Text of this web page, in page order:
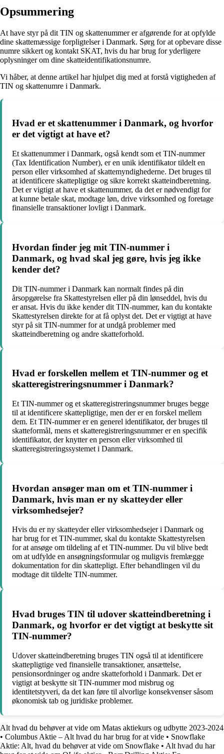
Opsummering
At have styr på dit TIN og skattenummer er afgørende for at opfylde
dine skattemæssige forpligtelser i Danmark. Sørg for at opbevare disse
numre sikkert og kontakt SKAT, hvis du har brug for yderligere
oplysninger om dine skatteidentifikationsnumre.
Vi håber, at denne artikel har hjulpet dig med at forstå vigtigheden af
TIN og skattenumre i Danmark.
Hvad er et skattenummer i Danmark, og hvorfor
er det vigtigt at have et?
Et skattenummer i Danmark, også kendt som et TIN-nummer
(Tax Identification Number), er en unik identifikator tildelt en
person eller virksomhed af skattemyndighederne. Det bruges til
at identificere skattepligtige og sikre korrekt skatteindberetning.
Det er vigtigt at have et skattenummer, da det er nødvendigt for
at kunne betale skat, modtage løn, drive virksomhed og foretage
finansielle transaktioner lovligt i Danmark.
Hvordan finder jeg mit TIN-nummer i
Danmark, og hvad skal jeg gøre, hvis jeg ikke
kender det?
Dit TIN-nummer i Danmark kan normalt findes på din
årsopgørelse fra Skattestyrelsen eller på din lønseddel, hvis du
er ansat. Hvis du ikke kender dit TIN-nummer, kan du kontakte
Skattestyrelsen direkte for at få oplyst det. Det er vigtigt at have
styr på sit TIN-nummer for at undgå problemer med
skatteindberetning og andre skatteforhold.
Hvad er forskellen mellem et TIN-nummer og et
skatteregistreringsnummer i Danmark?
Et TIN-nummer og et skatteregistreringsnummer bruges begge
til at identificere skattepligtige, men der er en forskel mellem
dem. Et TIN-nummer er en generel identifikator, der bruges til
skatteformål, mens et skatteregistreringsnummer er en specifik
identifikator, der knytter en person eller virksomhed til
skatteregistreringssystemet i Danmark.
Hvordan ansøger man om et TIN-nummer i
Danmark, hvis man er ny skatteyder eller
virksomhedsejer?
Hvis du er ny skatteyder eller virksomhedsejer i Danmark og
har brug for et TIN-nummer, skal du kontakte Skattestyrelsen
for at ansøge om tildeling af et TIN-nummer. Du vil blive bedt
om at udfylde en ansøgningsformular og muligvis fremlægge
dokumentation for din skattepligt. Efter behandlingen vil du
modtage dit tildelte TIN-nummer.
Hvad bruges TIN til udover skatteindberetning i
Danmark, og hvorfor er det vigtigt at beskytte sit
TIN-nummer?
Udover skatteindberetning bruges TIN også til at identificere
skattepligtige ved finansielle transaktioner, ansættelse,
pensionsordninger og andre skatteforhold i Danmark. Det er
vigtigt at beskytte sit TIN-nummer mod misbrug og
identitetstyveri, da det kan føre til alvorlige konsekvenser såsom
økonomisk tab og juridiske problemer.
Alt hvad du behøver at vide om Matas aktiekurs og udbytte 2023-2024
• Columbus Aktie – Alt hvad du har brug for at vide • Snowflake
Aktie: Alt, hvad du behøver at vide om Snowflake • Alt hvad du har